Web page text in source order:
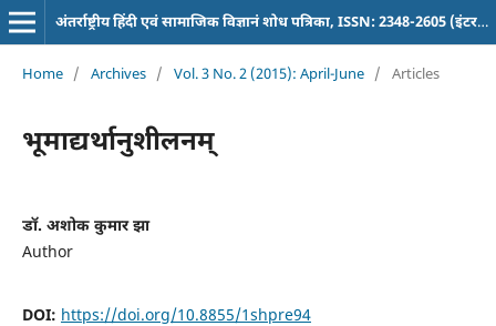
अंतर्राष्ट्रीय हिंदी एवं सामाजिक विज्ञानं शोध पत्रिका, ISSN: 2348-2605 (इंटरनेशनल पत्रिका)
Home / Archives / Vol. 3 No. 2 (2015): April-June / Articles
भूमाद्यर्थानुशीलनम्
डाॅ. अशोक कुमार झा
Author
DOI: https://doi.org/10.8855/1shpre94